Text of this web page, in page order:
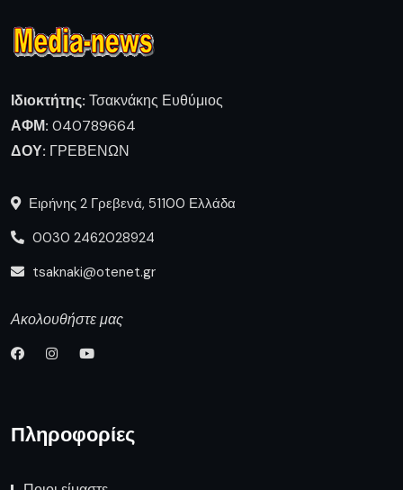
Ιδιοκτήτης: Τσακνάκης Ευθύμιος
ΑΦΜ: 040789664
ΔΟΥ: ΓΡΕΒΕΝΩΝ
Ειρήνης 2 Γρεβενά, 51100 Ελλάδα
0030 2462028924
tsaknaki@otenet.gr
Ακολουθήστε μας
Πληροφορίες